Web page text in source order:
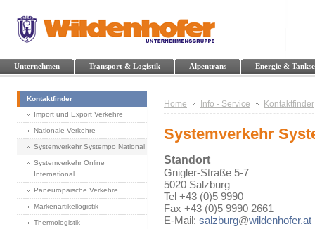
Unternehmen Transport & Logistik Alpentrans Energie &
Kontaktfinder
Import und Export Verkehre
Nationale Verkehre
Systemverkehr Systempo National
Systemverkehr Online
International
Paneuropäische Verkehre
Markenartikellogistik
Thermologistik
Home Info - Service Kontaktfinder
Systemverkehr
Standort
Gnigler-Straße 5-7
5020 Salzburg
Tel +43 (0)5 9990
Fax +43 (0)5 9990 2661
E-Mail: salzburg@wildenhofer.at